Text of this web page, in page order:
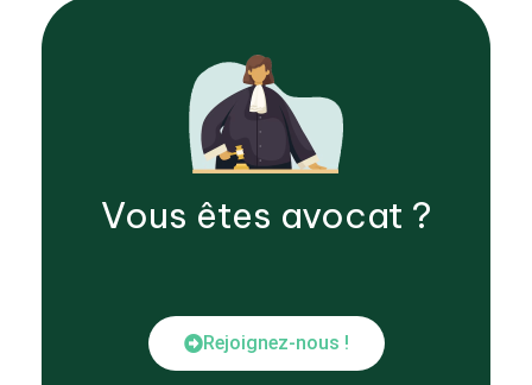
Vous êtes avocat ?
Rejoignez-nous !